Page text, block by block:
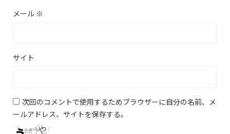
メール ※
サイト
次回のコメントで使用するためブラウザーに自分の名前、メ
ールアドレス、サイトを保存する。